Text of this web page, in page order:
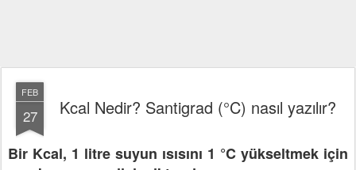
FEB
27 Kcal Nedir? Santigrad (°C) nasıl yazılır?
Bir Kcal, 1 litre suyun ısısını 1 °C yükseltmek için